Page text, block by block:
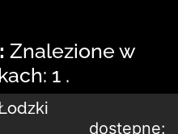
Znalezione w
1 .
dostępne: